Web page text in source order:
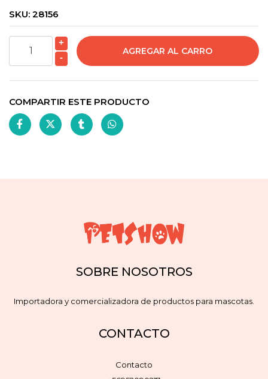
SKU: 28156
+
-
COMPARTIR ESTE PRODUCTO
SOBRE NOSOTROS
Importadora y comercializadora de productos para mascotas.
CONTACTO
Contacto